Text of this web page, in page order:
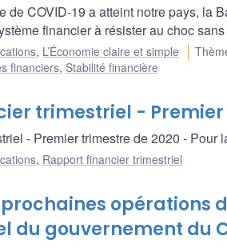
de COVID‑19 a atteint notre pays, la
financier à résister au choc
, L’Économie claire et simple
financiers, Stabilité financière
trimestriel -
- Premier trimestre de 2020 - Pour
, Rapport financier trimestriel
opérations
du gouvernement du